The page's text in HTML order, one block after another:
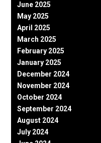
June 2025
May 2025
April 2025
March 2025
February 2025
January 2025
December 2024
November 2024
October 2024
September 2024
August 2024
July 2024